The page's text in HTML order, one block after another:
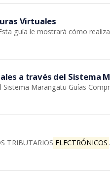
Virtuales
guía le mostrará cómo
a través del Sistema
Marangatu Guías
TRIBUTARIOS ELECTRÓNICOS